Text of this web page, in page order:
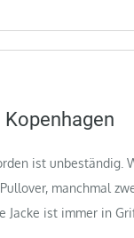
ist unbeständig.
manchmal
Jacke ist immer in